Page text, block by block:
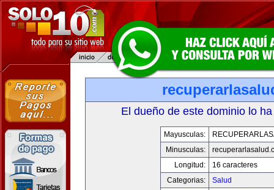
El dueño de este dominio lo
Mayusculas:
Minusculas:
Longitud:
16 caracteres
Categorias:
Salud